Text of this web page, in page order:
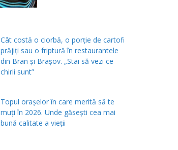
Cât costă o ciorbă, o porţie de cartofi
prăjiţi sau o friptură în restaurantele
din Bran şi Braşov. „Stai să vezi ce
chirii sunt”
Topul orașelor în care merită să te
muți în 2026. Unde găsești cea mai
bună calitate a vieții